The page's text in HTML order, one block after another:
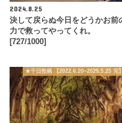
2024.8.25
決して戻らぬ今日をどうかお前
力で救ってやってくれ。
[727/1000]
★千日投稿 【2022.6.20~2025.5.25 完】